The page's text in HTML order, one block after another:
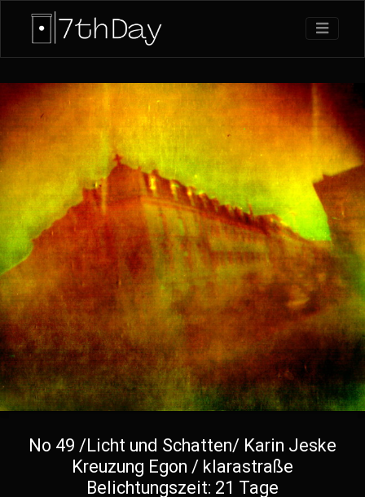
No 49 /Licht und Schatten/ Karin Jeske
Kreuzung Egon / klarastraße
Belichtungszeit: 21 Tage